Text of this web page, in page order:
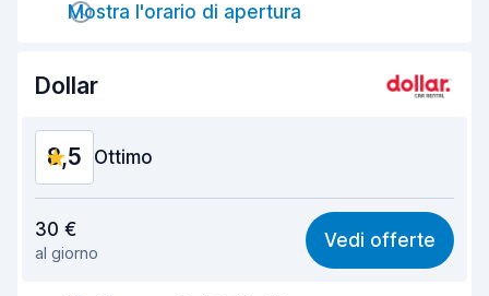
Rapidità della riconsegna
Mostra l'orario di apertura
Dollar
8,5 Ottimo
8,4
Facile da trovare 8,2
30 €
al giorno
Vedi offerte